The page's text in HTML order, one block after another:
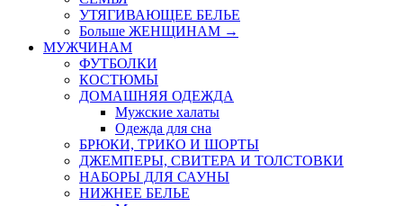
УТЯГИВАЮЩЕЕ БЕЛЬЕ
Больше ЖЕНЩИНАМ →
МУЖЧИНАМ
ФУТБОЛКИ
КОСТЮМЫ
ДОМАШНЯЯ ОДЕЖДА
Мужские халаты
Одежда для сна
БРЮКИ, ТРИКО И ШОРТЫ
ДЖЕМПЕРЫ, СВИТЕРА И ТОЛСТОВКИ
НАБОРЫ ДЛЯ САУНЫ
НИЖНЕЕ БЕЛЬЕ